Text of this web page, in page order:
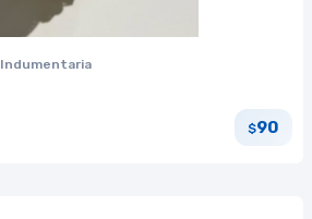
Indumentaria
$90